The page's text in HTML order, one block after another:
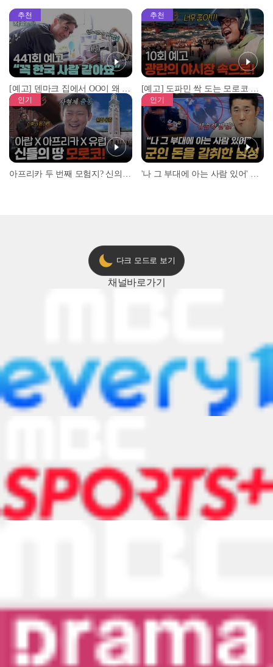
추천
[예고] 덴마크 집에서 OO이 왜 나와...? 이상할 정도로 한국을 사랑하는 우리 형을 제보합니다!
추천
[예고] 도파민 싹 도는 모로코 야시장 투어!
인기 인기
다크 모드로 보기
채널바로가기